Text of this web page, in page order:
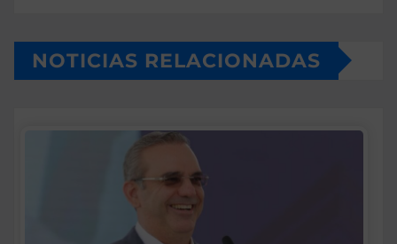
NOTICIAS RELACIONADAS